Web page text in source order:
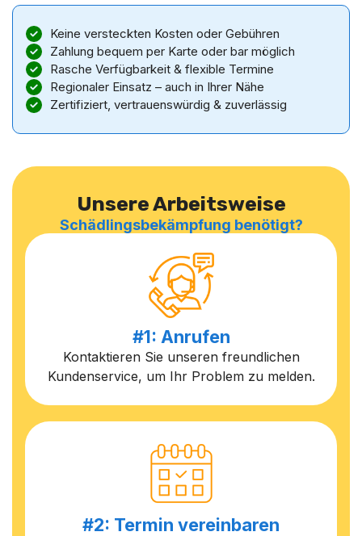
Keine versteckten Kosten oder Gebühren
Zahlung bequem per Karte oder bar möglich
Rasche Verfügbarkeit & flexible Termine
Regionaler Einsatz – auch in Ihrer Nähe
Zertifiziert, vertrauenswürdig & zuverlässig
Unsere Arbeitsweise
Schädlingsbekämpfung benötigt?
#1: Anrufen
Kontaktieren Sie unseren freundlichen
Kundenservice, um Ihr Problem zu melden.
#2: Termin vereinbaren